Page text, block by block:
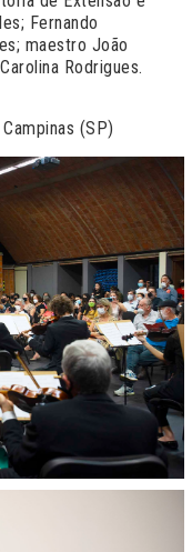
Fernando
maestro João
Rodrigues.
(SP)